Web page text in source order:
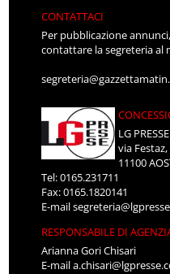
CONTATTACI
Per pubblicazione
contattare la segreteria al
LG
via Festaz,
11100
Tel: 0165.231711
Fax: 0165.1820141
E-mail
RESPONSABILE DI
Arianna Gori Chisari
E-mail